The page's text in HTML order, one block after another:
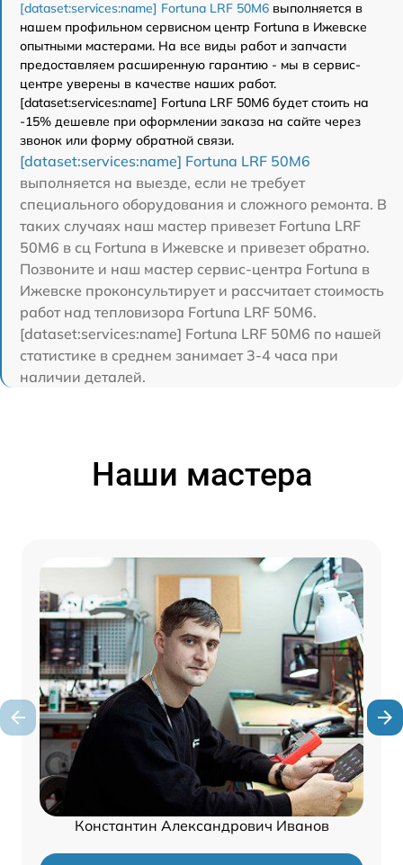
[dataset:services:name] Fortuna LRF 50M6 выполняется в
нашем профильном сервисном центр Fortuna в Ижевске
опытными мастерами. На все виды работ и запчасти
предоставляем расширенную гарантию - мы в сервис-
центре уверены в качестве наших работ.
[dataset:services:name] Fortuna LRF 50M6 будет стоить на
-15% дешевле при оформлении заказа на сайте через
звонок или форму обратной связи.
[dataset:services:name] Fortuna LRF 50M6
выполняется на выезде, если не требует
специального оборудования и сложного ремонта. В
таких случаях наш мастер привезет Fortuna LRF
50M6 в сц Fortuna в Ижевске и привезет обратно.
Позвоните и наш мастер сервис-центра Fortuna в
Ижевске проконсультирует и рассчитает стоимость
работ над тепловизора Fortuna LRF 50M6.
[dataset:services:name] Fortuna LRF 50M6 по нашей
статистике в среднем занимает 3-4 часа при
наличии деталей.
Наши мастера
Константин Александрович Иванов